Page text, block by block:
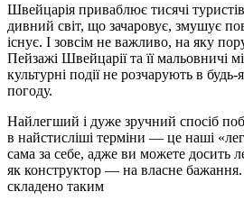
Швейцарія приваблює тисячі
дивний світ, що зачаровує, змушує
існує. І зовсім не важливо, на яку
Пейзажі Швейцарії та її мальовничі
культурні події не розчарують в будь-
погоду.
Найлегший і дуже зручний спосіб
в найстисліші терміни — це наші
сама за себе, адже ви можете досить
як конструктор — на власне
складено таким